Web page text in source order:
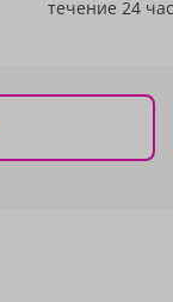
течение 24